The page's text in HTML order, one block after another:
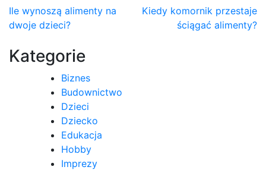
Nawigacja
wpisu
Ile wynoszą alimenty na
dwoje dzieci?
Kiedy komornik przestaje
ściągać alimenty?
Kategorie
Biznes
Budownictwo
Dzieci
Dziecko
Edukacja
Hobby
Imprezy